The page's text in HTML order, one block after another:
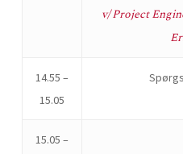
v/ Project
14.55 –
15.05
15.05 –